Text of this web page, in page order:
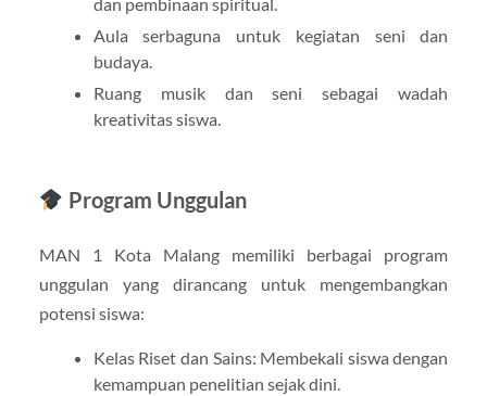
dan pembinaan spiritual.
Aula serbaguna untuk kegiatan seni dan
budaya.
Ruang musik dan seni sebagai wadah
kreativitas siswa.
Program Unggulan
MAN 1 Kota Malang memiliki berbagai program
unggulan yang dirancang untuk mengembangkan
potensi siswa:
Kelas Riset dan Sains: Membekali siswa dengan
kemampuan penelitian sejak dini.